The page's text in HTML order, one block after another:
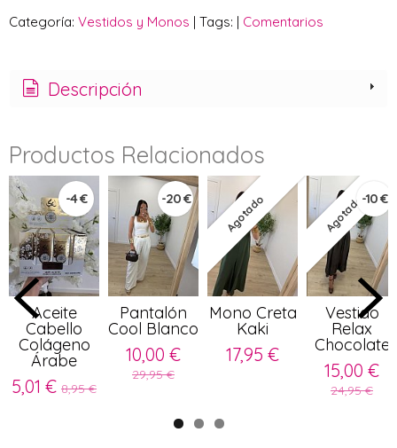
Categoría: Vestidos y Monos | Tags: | Comentarios
Descripción
Productos Relacionados
-4 €
Aceite
Cabello
Colágeno
Árabe
5,01 € 8,95 €
-20 €
Pantalón
Cool Blanco
10,00 €
29,95 €
Agotado
Mono Creta
Kaki
17,95 €
Agotado-10 €
Vestido
Relax
Chocolate
15,00 €
24,95 €